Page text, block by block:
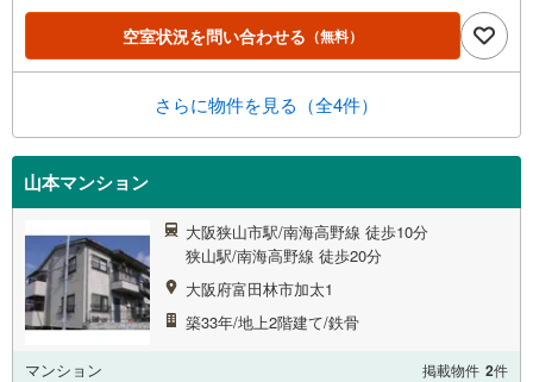
空室状況を問い合わせる （無料）
さらに物件を見る（全4件）
山本マンション
大阪狭山市駅/南海高野線 徒歩10分
狭山駅/南海高野線 徒歩20分
大阪府富田林市加太1
築33年/地上2階建て/鉄骨
マンション 掲載物件 2件